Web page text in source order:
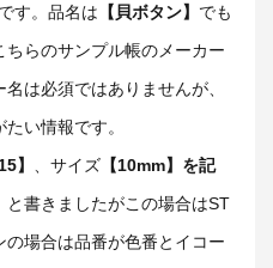
す。品名は 【貝ボタン】 でも
ちらのサンプル帳のメーカー
は必須ではありませんが、
い情報です。
】 、サイズ 【10mm】を記
と書きましたがこの場合はST
場合は品番が色番とイコー